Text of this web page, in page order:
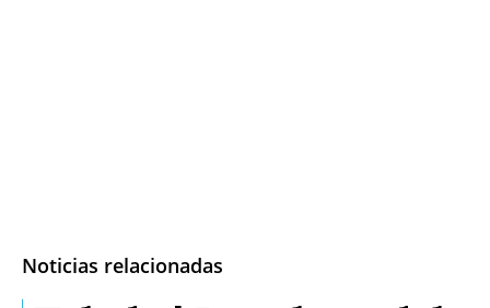
Noticias relacionadas